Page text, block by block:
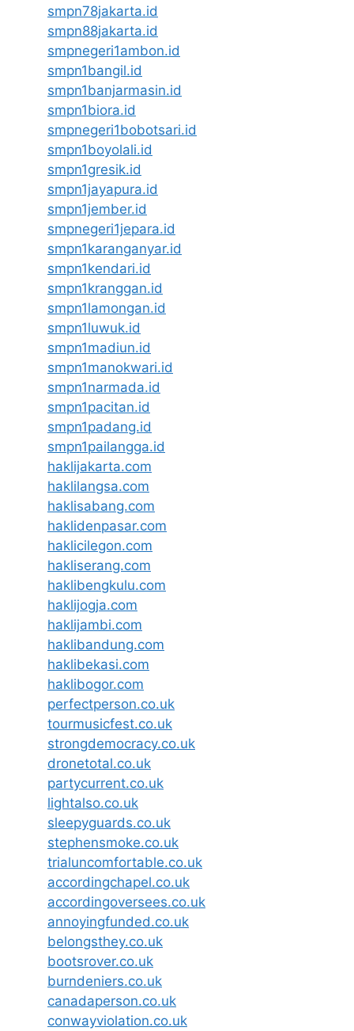
smpn78jakarta.id
smpn88jakarta.id
smpnegeri1ambon.id
smpn1bangil.id
smpn1banjarmasin.id
smpn1biora.id
smpnegeri1bobotsari.id
smpn1boyolali.id
smpn1gresik.id
smpn1jayapura.id
smpn1jember.id
smpnegeri1jepara.id
smpn1karanganyar.id
smpn1kendari.id
smpn1kranggan.id
smpn1lamongan.id
smpn1luwuk.id
smpn1madiun.id
smpn1manokwari.id
smpn1narmada.id
smpn1pacitan.id
smpn1padang.id
smpn1pailangga.id
haklijakarta.com
haklilangsa.com
haklisabang.com
haklidenpasar.com
haklicilegon.com
hakliserang.com
haklibengkulu.com
haklijogja.com
haklijambi.com
haklibandung.com
haklibekasi.com
haklibogor.com
perfectperson.co.uk
tourmusicfest.co.uk
strongdemocracy.co.uk
dronetotal.co.uk
partycurrent.co.uk
lightalso.co.uk
sleepyguards.co.uk
stephensmoke.co.uk
trialuncomfortable.co.uk
accordingchapel.co.uk
accordingoversees.co.uk
annoyingfunded.co.uk
belongsthey.co.uk
bootsrover.co.uk
burndeniers.co.uk
canadaperson.co.uk
conwayviolation.co.uk